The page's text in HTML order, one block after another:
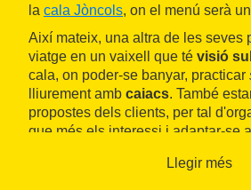
la cala Jòncols, on el menú serà
Així mateix, una altra de les seves
viatge en un vaixell que té visió
cala, on poder-se banyar, practicar
lliurement amb caiacs. També
propostes dels clients, per tal
que més els interessi i adaptar-se
Llegir més